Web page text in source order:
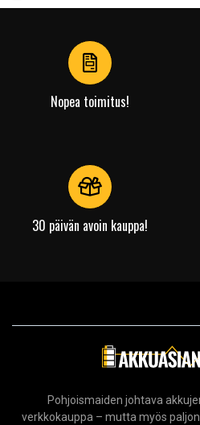
1
Nopea toimitus!
30 päivän avoin kauppa!
Pohjoismaiden johtava
verkkokauppa – mutta myös